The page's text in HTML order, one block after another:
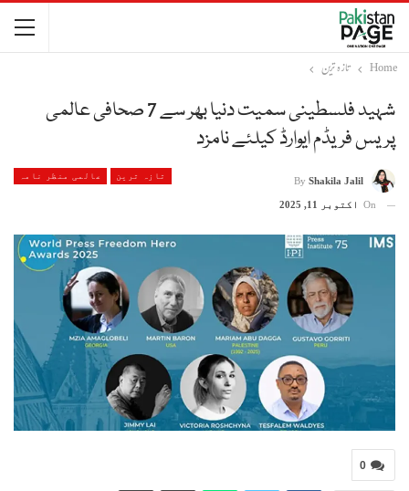
Home
تازہ ترین
شہید فلسطینی سمیت دنیا بھر سے 7 صحافی عالمی
پریس فریڈم ایوارڈ کیلئے نامزد
تازہ ترین عالمی منظر نامہ By Shakila Jalil
On اکتوبر 11, 2025
0